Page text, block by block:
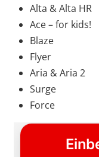
Alta & Alta HR
Ace – for kids!
Blaze
Flyer
Aria & Aria 2
Surge
Force